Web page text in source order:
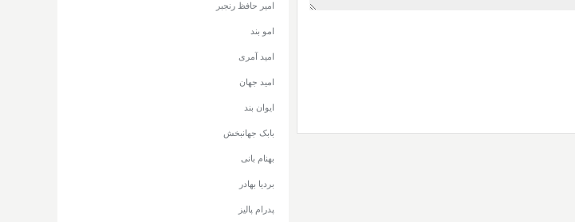
امیر حافظ رنجبر
امو بند
امید آمری
امید جهان
ایوان بند
بابک جهانبخش
بهنام بانی
بردیا بهادر
پدرام پالیز